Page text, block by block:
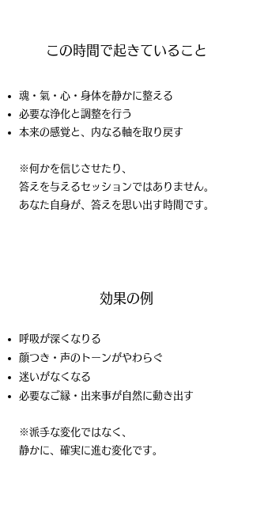
この時間で起きていること
魂・氣・心・身体を静かに整える
必要な浄化と調整を行う
本来の感覚と、内なる軸を取り戻す
※何かを信じさせたり、
答えを与えるセッションではありません。​
あなた自身が、答えを思い出す時間です。
効果の例
呼吸が深くなりる
顔つき・声のトーンがやわらぐ
迷いがなくなる
必要なご縁・出来事が自然に動き出す
※派手な変化ではなく、
静かに、確実に進む変化です。